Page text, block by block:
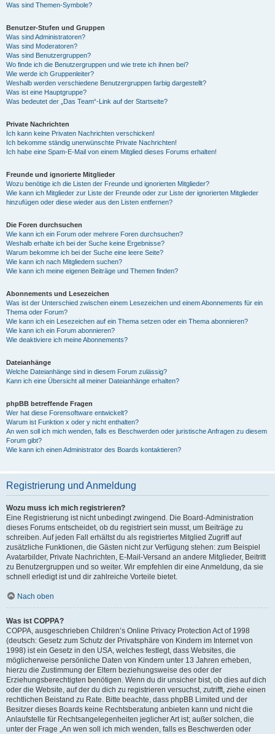
Was sind Themen-Symbole?
Benutzer-Stufen und Gruppen
Was sind Administratoren?
Was sind Moderatoren?
Was sind Benutzergruppen?
Wo finde ich die Benutzergruppen und wie trete ich ihnen bei?
Wie werde ich Gruppenleiter?
Weshalb werden verschiedene Benutzergruppen farbig dargestellt?
Was ist eine Hauptgruppe?
Was bedeutet der „Das Team“-Link auf der Startseite?
Private Nachrichten
Ich kann keine Privaten Nachrichten verschicken!
Ich bekomme ständig unerwünschte Private Nachrichten!
Ich habe eine Spam-E-Mail von einem Mitglied dieses Forums erhalten!
Freunde und ignorierte Mitglieder
Wozu benötige ich die Listen der Freunde und ignorierten Mitglieder?
Wie kann ich Mitglieder zur Liste der Freunde oder zur Liste der ignorierten Mitglieder
hinzufügen oder diese wieder aus den Listen entfernen?
Die Foren durchsuchen
Wie kann ich ein Forum oder mehrere Foren durchsuchen?
Weshalb erhalte ich bei der Suche keine Ergebnisse?
Warum bekomme ich bei der Suche eine leere Seite?
Wie kann ich nach Mitgliedern suchen?
Wie kann ich meine eigenen Beiträge und Themen finden?
Abonnements und Lesezeichen
Was ist der Unterschied zwischen einem Lesezeichen und einem Abonnements für ein
Thema oder Forum?
Wie kann ich ein Lesezeichen auf ein Thema setzen oder ein Thema abonnieren?
Wie kann ich ein Forum abonnieren?
Wie deaktiviere ich meine Abonnements?
Dateianhänge
Welche Dateianhänge sind in diesem Forum zulässig?
Kann ich eine Übersicht all meiner Dateianhänge erhalten?
phpBB betreffende Fragen
Wer hat diese Forensoftware entwickelt?
Warum ist Funktion x oder y nicht enthalten?
An wen soll ich mich wenden, falls es Beschwerden oder juristische Anfragen zu diesem
Forum gibt?
Wie kann ich einen Administrator des Boards kontaktieren?
Registrierung und Anmeldung
Wozu muss ich mich registrieren?
Eine Registrierung ist nicht unbedingt zwingend. Die Board-Administration
dieses Forums entscheidet, ob du registriert sein musst, um Beiträge zu
schreiben. Auf jeden Fall erhältst du als registriertes Mitglied Zugriff auf
zusätzliche Funktionen, die Gästen nicht zur Verfügung stehen: zum Beispiel
Avatarbilder, Private Nachrichten, E-Mail-Versand an andere Mitglieder, Beitritt
zu Benutzergruppen und so weiter. Wir empfehlen dir eine Anmeldung, da sie
schnell erledigt ist und dir zahlreiche Vorteile bietet.
Nach oben
Was ist COPPA?
COPPA, ausgeschrieben Children’s Online Privacy Protection Act of 1998
(deutsch: Gesetz zum Schutz der Privatsphäre von Kindern im Internet von
1998) ist ein Gesetz in den USA, welches festlegt, dass Websites, die
möglicherweise persönliche Daten von Kindern unter 13 Jahren erheben,
hierzu die Zustimmung der Eltern beziehungsweise des oder der
Erziehungsberechtigten benötigen. Wenn du dir unsicher bist, ob dies auf dich
oder die Website, auf der du dich zu registrieren versuchst, zutrifft, ziehe einen
rechtlichen Beistand zu Rate. Bitte beachte, dass phpBB Limited und der
Besitzer dieses Boards keine Rechtsberatung anbieten kann und nicht die
Anlaufstelle für Rechtsangelegenheiten jeglicher Art ist; außer solchen, die
unter der Frage „An wen soll ich mich wenden, falls es Beschwerden oder